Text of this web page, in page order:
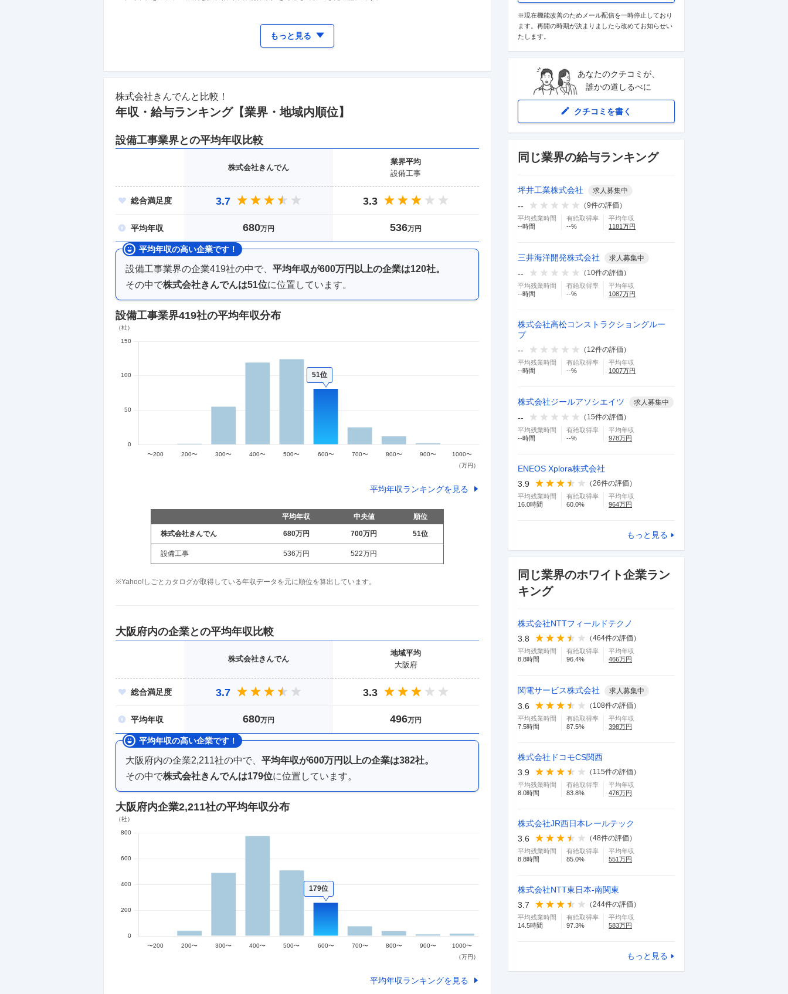
もっと見る
株式会社きんでんと比較！
年収・給与ランキング【業界 ・地域内順位】
設備工事業界との平均年収比較
株式会社きんでん
業界平均
設備工事
総合満足度 3.7 3.3
平均年収 680万円 536万円
平均年収の高い企業です！
設備工事業界の企業419社の中で、 平均年収が600万円以上の企業は120社。
その中で株式会社きんでんは51位に位置しています。
設備工事業界419社の平均年収分布
51位
平均年収ランキングを見る
平均年収 中央値 順位
株式会社きんでん 680万円 700万円 51位
設備工事 536万円 522万円
※Yahoo!しごとカタログが取得している年収データを元に順位を算出しています。
大阪府内の企業との平均年収比較
株式会社きんでん
地域平均
大阪府
総合満足度 3.7 3.3
平均年収 680万円 496万円
平均年収の高い企業です！
大阪府内の企業2,211社の中で、 平均年収が600万円以上の企業は382社。
その中で株式会社きんでんは179位に位置しています。
大阪府内企業2,211社の平均年収分布
179位
平均年収ランキングを見る
※現在機能改善のためメール配信を一時停止しており
ます。再開の時期が決まりましたら改めてお知らせい
たします。
あなたのクチコミが、
誰かの道しるべに
クチコミを書く
同じ業界の給与ランキング
坪井工業株式会社 求人募集中
-- （9件の評価）
平均残業時間
--時間
有給取得率
--%
平均年収
1181 万円
三井海洋開発株式会社 求人募集中
-- （ 10件の評価）
平均残業時間
--時間
有給取得率
--%
平均年収
1087万円
株式会社高松コンストラクショングルー
プ
--
（ 12件の評価）
平均残業時間
--時間
有給取得率
--%
平均年収
1007万円
株式会社ジールアソシエイツ 求人募集中
-- （ 15件の評価）
平均残業時間
--時間
有給取得率
--%
平均年収
978万円
ENEOS Xplora株式会社
3.9
（26件の評価）
平均残業時間
16.0時間
有給取得率
60.0%
平均年収
964万円
もっと見る
同じ業界のホワイト企業ラン
キング
株式会社NTTフィールドテクノ
3.8
（464件の評価）
平均残業時間
8.8時間
有給取得率
96.4%
平均年収
466万円
関電サービス株式会社 求人募集中
3.6 （ 108件の評価）
平均残業時間
7.5時間
有給取得率
87.5%
平均年収
398万円
株式会社ドコモCS関西
3.9
（ 115件の評価）
平均残業時間
8.0時間
有給取得率
83.8%
平均年収
476万円
株式会社JR西日本レールテック
3.6
（48件の評価）
平均残業時間
8.8時間
有給取得率
85.0%
平均年収
551 万円
株式会社NTT東日本-南関東
3.7
（244件の評価）
平均残業時間
14.5時間
有給取得率
97.3%
平均年収
583万円
もっと見る